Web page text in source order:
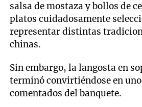
salsa de mostaza y bollos de
platos cuidadosamente
representar distintas
chinas.
Sin embargo, la langosta en
terminó convirtiéndose en
comentados del banquete.